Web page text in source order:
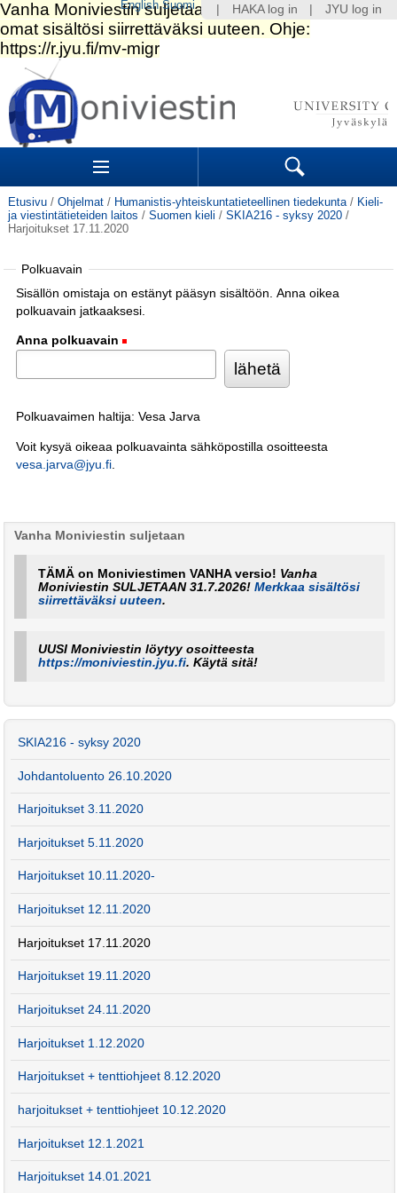
Siirry
sisältöön.
|
Siirry
navigointiin
Sections Search
Etusivu / Ohjelmat / Humanistis-yhteiskuntatieteellinen tiedekunta / Kieli-
ja viestintätieteiden laitos / Suomen kieli / SKIA216 - syksy 2020 /
Harjoitukset 17.11.2020
Polkuavain
Sisällön omistaja on estänyt pääsyn sisältöön. Anna oikea
polkuavain jatkaaksesi.
Anna polkuavain
Polkuavaimen haltija: Vesa Jarva
Voit kysyä oikeaa polkuavainta sähköpostilla osoitteesta
vesa.jarva@jyu.fi.
Vanha Moniviestin suljetaan
TÄMÄ on Moniviestimen VANHA versio! Vanha
Moniviestin SULJETAAN 31.7.2026!Merkkaa sisältösi
siirrettäväksi uuteen.
UUSI Moniviestin löytyy osoitteesta
https://moniviestin.jyu.fi. Käytä sitä!
SKIA216 - syksy 2020
Johdantoluento 26.10.2020
Harjoitukset 3.11.2020
Harjoitukset 5.11.2020
Harjoitukset 10.11.2020-
Harjoitukset 12.11.2020
Harjoitukset 17.11.2020
Harjoitukset 19.11.2020
Harjoitukset 24.11.2020
Harjoitukset 1.12.2020
Harjoitukset + tenttiohjeet 8.12.2020
harjoitukset + tenttiohjeet 10.12.2020
Harjoitukset 12.1.2021
Harjoitukset 14.01.2021
HAKA log in JYU log in
English Suomi